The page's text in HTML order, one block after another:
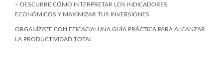
– DESCUBRE CÓMO INTERPRETAR LOS INDICADORES
ECONÓMICOS Y MAXIMIZAR TUS INVERSIONES
ORGANÍZATE CON EFICACIA: UNA GUÍA PRÁCTICA PARA ALCANZAR
LA PRODUCTIVIDAD TOTAL